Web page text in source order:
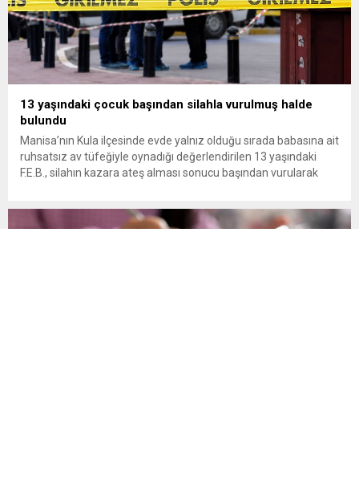
13 yaşındaki çocuk başından silahla vurulmuş halde
bulundu
Manisa’nın Kula ilçesinde evde yalnız olduğu sırada babasına ait
ruhsatsız av tüfeğiyle oynadığı değerlendirilen 13 yaşındaki
F.E.B., silahın kazara ateş alması sonucu başından vurularak
evinde başından silahla vurulmuş halde ölü bulundu. Edinilen